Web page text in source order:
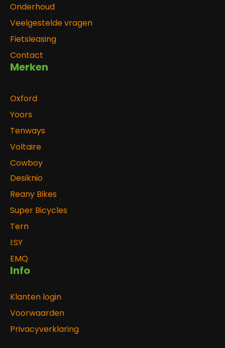
Onderhoud
Veelgestelde vragen
Fietsleasing
Contact
Merken
Oxford
Yoors
Tenways
Voltaire
Cowboy
Desiknio
Reany Bikes
Super Bicycles
Tern
I:SY
EMQ
Info
Klanten login
Voorwaarden
Privacyverklaring